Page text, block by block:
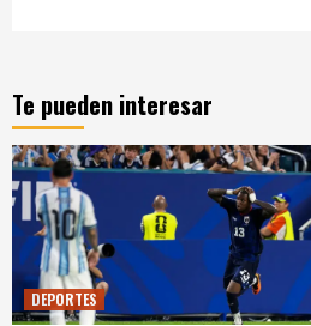
Te pueden interesar
DEPORTES